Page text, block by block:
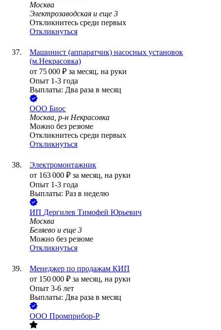
Москва
Электрозаводская и еще 3
Откликнитесь среди первых
Откликнуться
Машинист (аппаратчик) насосных установок
(м.Некрасовка)
от 75 000 ₽ за месяц, на руки
Опыт 1-3 года
Выплаты: Два раза в месяц
ООО Биос
Москва, р-н Некрасовка
Можно без резюме
Откликнитесь среди первых
Откликнуться
Электромонтажник
от 163 000 ₽ за месяц, на руки
Опыт 1-3 года
Выплаты: Раз в неделю
ИП Дергилев Тимофей Юрьевич
Москва
Беляево и еще 3
Можно без резюме
Откликнуться
Менеджер по продажам КИП
от 150 000 ₽ за месяц, на руки
Опыт 3-6 лет
Выплаты: Два раза в месяц
ООО Промприбор-Р